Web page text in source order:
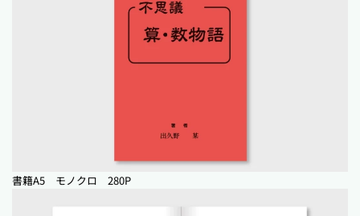
書籍A5 モノクロ 280P